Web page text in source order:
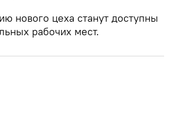
нового цеха станут доступны
рабочих мест.